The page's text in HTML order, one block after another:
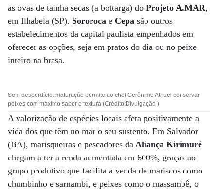
as ovas de tainha secas (a bottarga) do Projeto A.MAR,
em Ilhabela (SP). Sororoca e Cepa são outros
estabelecimentos da capital paulista empenhados em
oferecer as opções, seja em pratos do dia ou no peixe
inteiro na brasa.
Sem desperdício: maturação permite ao chef Gerônimo Athuel conservar
peixes com máximo sabor e textura (Crédito:Divulgação )
A valorização de espécies locais afeta positivamente a
vida dos que têm no mar o seu sustento. Em Salvador
(BA), marisqueiras e pescadores da Aliança Kirimurê
chegam a ter a renda aumentada em 600%, graças ao
grupo produtivo que facilita a venda de mariscos como
chumbinho e sarnambi, e peixes como o massambê, o